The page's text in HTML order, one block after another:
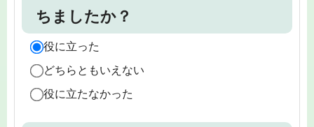
ちましたか？
役に立った
どちらともいえない
役に立たなかった